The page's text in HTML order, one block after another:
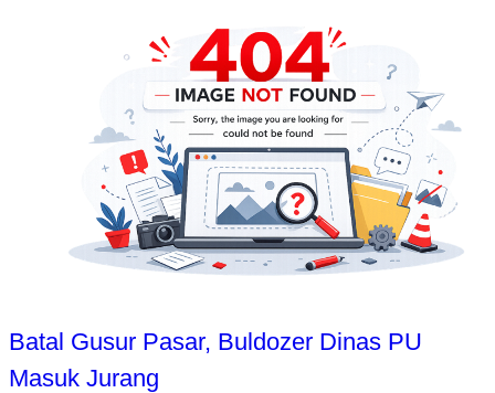
Batal Gusur Pasar, Buldozer Dinas PU
Masuk Jurang